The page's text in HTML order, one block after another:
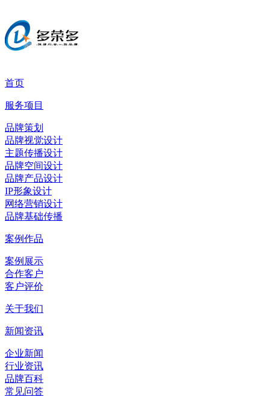
首页
服务项目
品牌策划
品牌视觉设计
主题传播设计
品牌空间设计
品牌产品设计
IP形象设计
网络营销设计
品牌基础传播
案例作品
案例展示
合作客户
客户评价
关于我们
新闻资讯
企业新闻
行业资讯
品牌百科
常见问答